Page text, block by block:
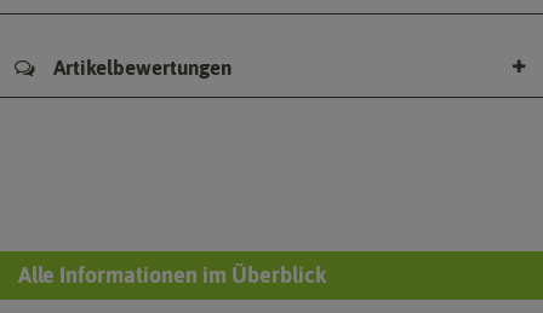
Artikelbewertungen
Alle Informationen im Überblick